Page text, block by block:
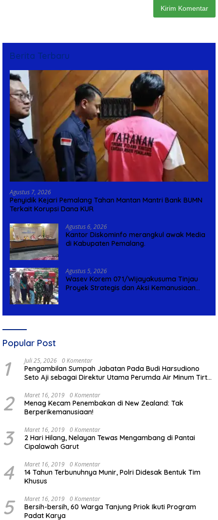
Berita Terbaru
Agustus 7, 2026
Penyidik Kejari Pemalang Tahan Mantan Mantri Bank BUMN
Terkait Korupsi Dana KUR
Agustus 6, 2026
Kantor Diskominfo merangkul awak Media
di Kabupaten Pemalang.
Agustus 5, 2026
Wasev Korem 071/Wijayakusuma Tinjau
Proyek Strategis dan Aksi Kemanusiaan
Popular Post
1 Juli 25, 2026 0 Komentar
Pengambilan Sumpah Jabatan Pada Budi Harsudiono
Seto Aji sebagai Direktur Utama Perumda Air Minum Tirta
2 Maret 16, 2019 0 Komentar
Menag Kecam Penembakan di New Zealand: Tak
Berperikemanusiaan!
3 Maret 16, 2019 0 Komentar
2 Hari Hilang, Nelayan Tewas Mengambang di Pantai
Cipalawah Garut
4 Maret 16, 2019 0 Komentar
14 Tahun Terbunuhnya Munir, Polri Didesak Bentuk Tim
Khusus
5 Maret 16, 2019 0 Komentar
Bersih-bersih, 60 Warga Tanjung Priok Ikuti Program
Padat Karya